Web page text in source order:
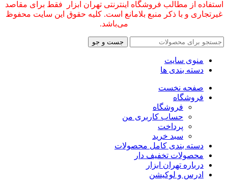
استفاده از مطالب فروشگاه اینترنتی تهران ابزار فقط برای مقاصد
غیرتجاری و با ذکر منبع بلامانع است. کلیه حقوق این سایت محفوظ
می‌باشد.
جست و جو
منوی سایت
دسته بندی ها
صفحه نخست
فروشگاه
فروشگاه
حساب کاربری من
پرداخت
سبد خرید
دسته بندی کامل محصولات
محصولات تخفیف دار
درباره تهران ابزار
ادرس و لوکیشن